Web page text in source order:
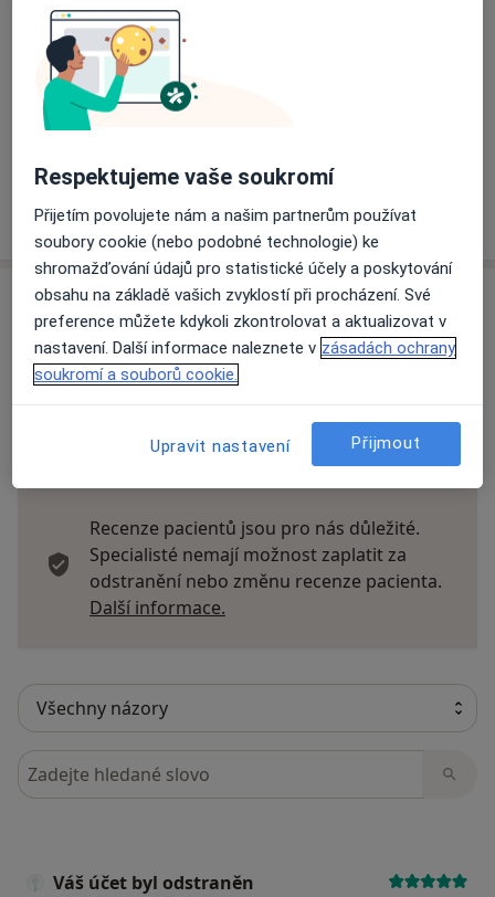
Co mám v takové situaci udělat?
Způsoby platby (soukromé návštěvy)
Na teto adrese lékař přijímá pacienty na pojišťovnu
Víceo adrese
Názory
Přidejte svůj názor
Recenze pacientů jsou pro nás důležité.
Specialisté nemají možnost zaplatit za
odstranění nebo změnu recenze pacienta.
Další informace.
Hledejte v názorech
Váš účet byl odstraněn
Respektujeme vaše soukromí
Přijetím povolujete nám a našim partnerům používat
soubory cookie (nebo podobné technologie) ke
shromažďování údajů pro statistické účely a poskytování
obsahu na základě vašich zvyklostí při procházení. Své
preference můžete kdykoli zkontrolovat a aktualizovat v
nastavení. Další informace naleznete v zásadách ochrany
soukromí a souborů cookie.
Upravit nastavení Přijmout